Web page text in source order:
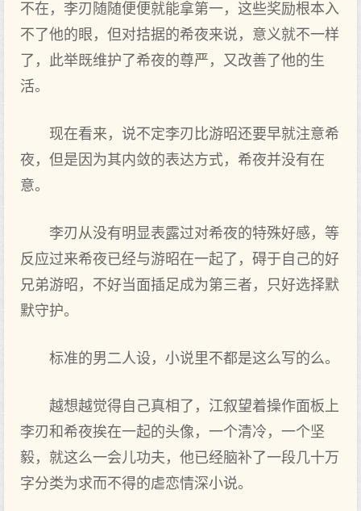
不在，李刃随随便便就能拿第一，这些奖励根本入
不了他的眼，但对拮据的希夜来说，意义就不一样
了，此举既维护了希夜的尊严，又改善了他的生
活。
现在看来，说不定李刃比游昭还要早就注意希
夜，但是因为其内敛的表达方式，希夜并没有在
意。
李刃从没有明显表露过对希夜的特殊好感，等
反应过来希夜已经与游昭在一起了，碍于自己的好
兄弟游昭，不好当面插足成为第三者，只好选择默
默守护。
标准的男二人设，小说里不都是这么写的么。
越想越觉得自己真相了，江叙望着操作面板上
李刃和希夜挨在一起的头像，一个清冷，一个坚
毅，就这么一会儿功夫，他已经脑补了一段几十万
字分类为求而不得的虐恋情深小说。